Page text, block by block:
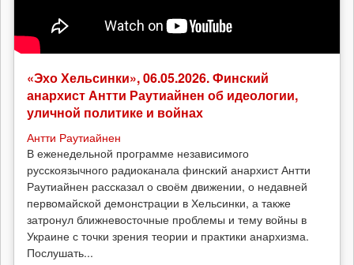
«Эхо Хельсинки», 06.05.2026. Финский
анархист Антти Раутиайнен об идеологии,
уличной политике и войнах
Антти Раутиайнен
В еженедельной программе независимого
русскоязычного радиоканала финский анархист Антти
Раутиайнен рассказал о своём движении, о недавней
первомайской демонстрации в Хельсинки, а также
затронул ближневосточные проблемы и тему войны в
Украине с точки зрения теории и практики анархизма.
Послушать...